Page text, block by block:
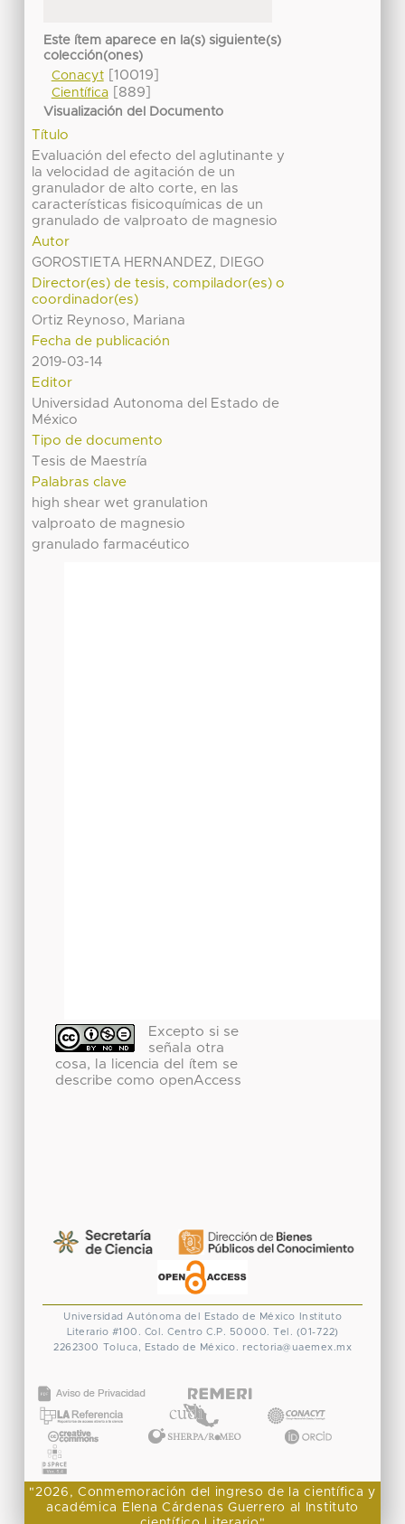
Este ítem aparece en la(s) siguiente(s)
colección(ones)
Conacyt[10019]
Científica[889]
Visualización del Documento
Título
Evaluación del efecto del aglutinante y
la velocidad de agitación de un
granulador de alto corte, en las
características fisicoquímicas de un
granulado de valproato de magnesio
Autor
GOROSTIETA HERNANDEZ, DIEGO
Director(es) de tesis, compilador(es) o
coordinador(es)
Ortiz Reynoso, Mariana
Fecha de publicación
2019-03-14
Editor
Universidad Autonoma del Estado de
México
Tipo de documento
Tesis de Maestría
Palabras clave
high shear wet granulation
valproato de magnesio
granulado farmacéutico
Excepto si se
señala otra
cosa, la licencia del ítem se
describe como openAccess
Universidad Autónoma del Estado de México
Instituto
Literario #100. Col. Centro C.P. 50000. Tel. (01-722)
2262300 Toluca, Estado de México. rectoria@uaemex.mx
"2026, Conmemoración del ingreso de la científica y
académica Elena Cárdenas Guerrero al Instituto